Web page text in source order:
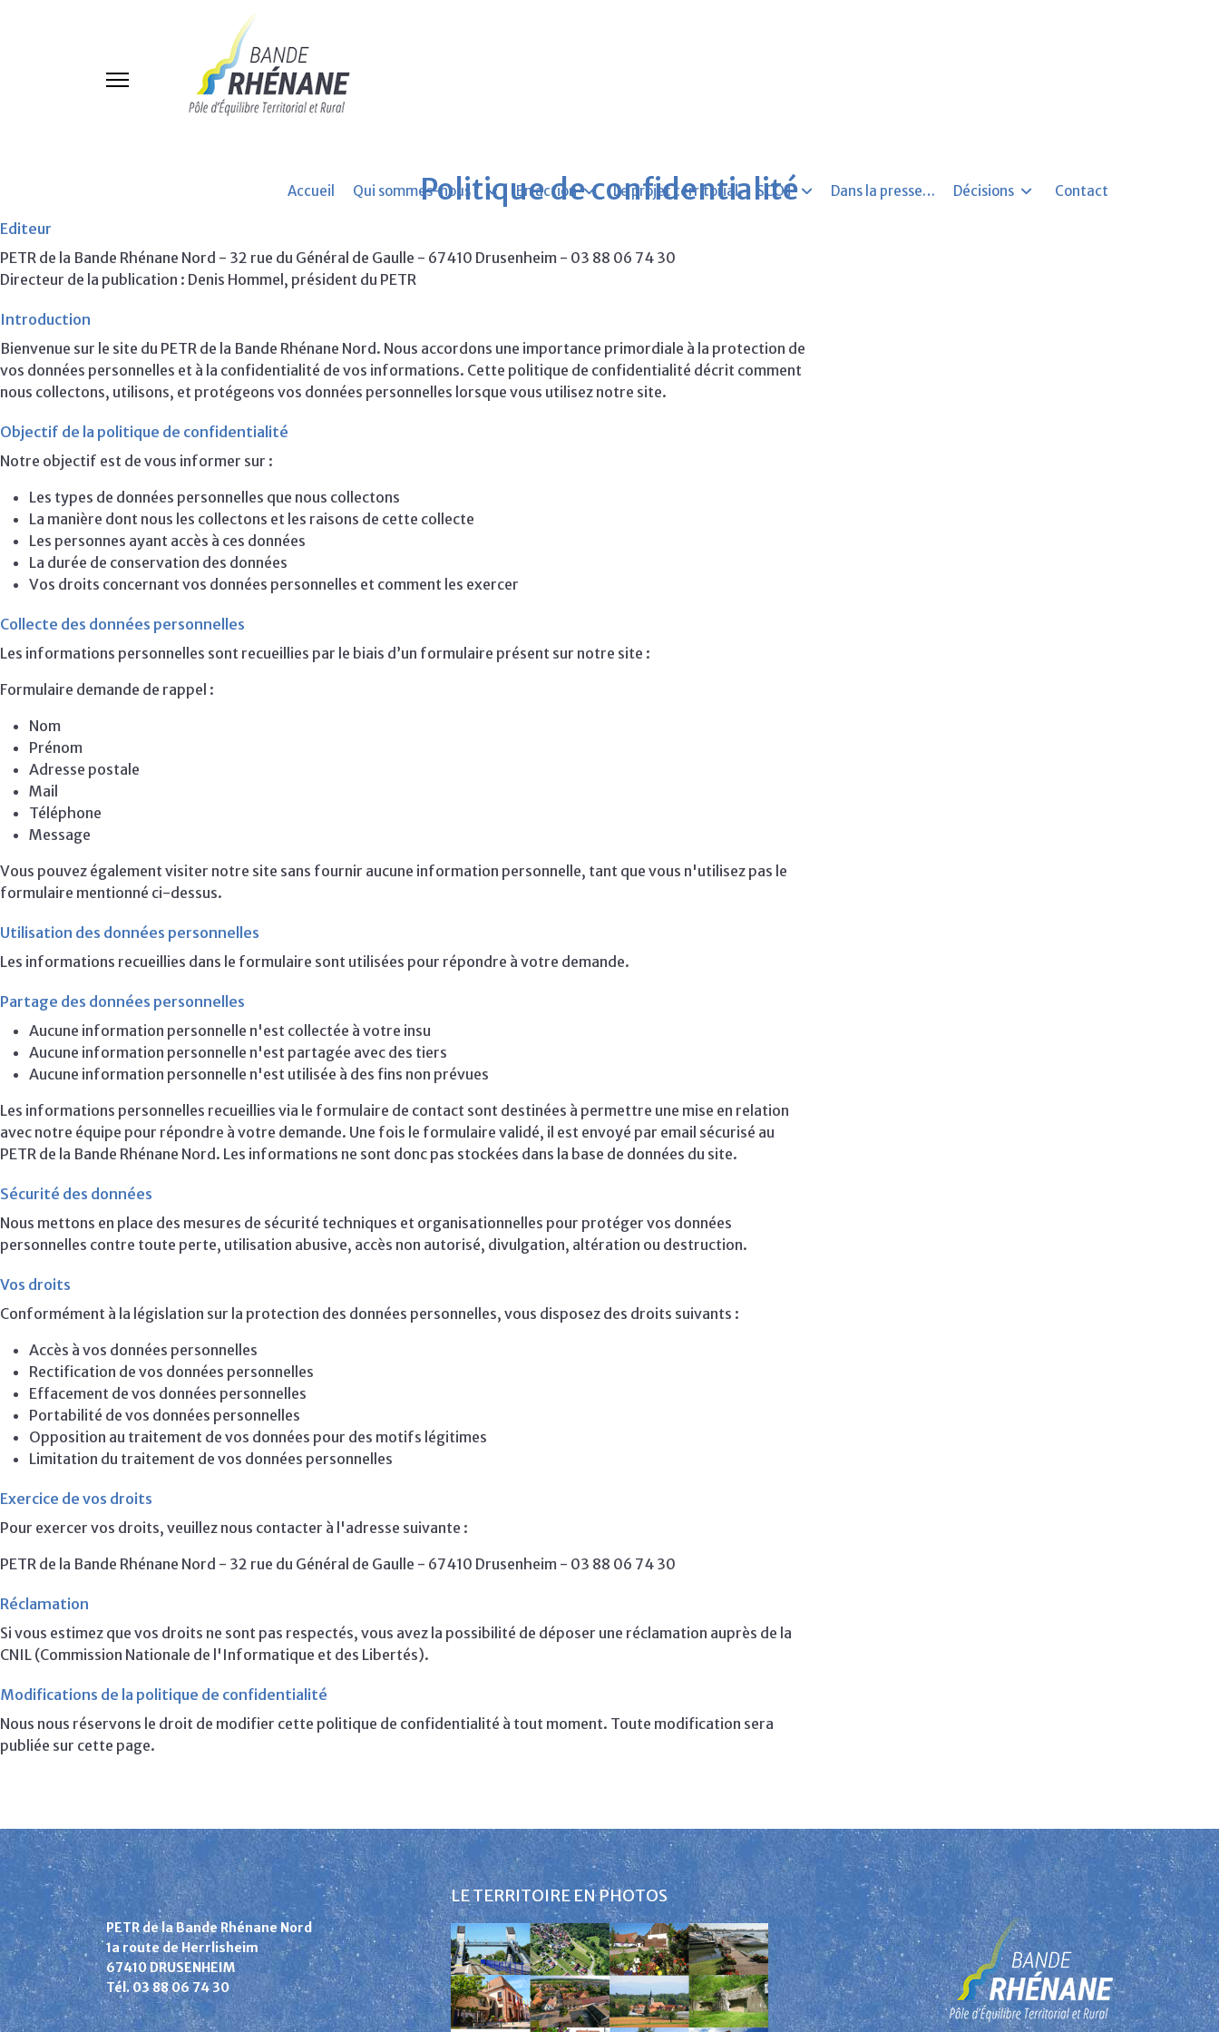
Accueil Qui sommes-nous ? En action Le projet territorial SCOT Dans la presse… Décisions Contact
Politique de confidentialité
Editeur
PETR de la Bande Rhénane Nord - 32 rue du Général de Gaulle - 67410 Drusenheim - 03 88 06 74 30
Directeur de la publication : Denis Hommel, président du PETR
Introduction
Bienvenue sur le site du PETR de la Bande Rhénane Nord. Nous accordons une importance primordiale à la protection de
vos données personnelles et à la confidentialité de vos informations. Cette politique de confidentialité décrit comment
nous collectons, utilisons, et protégeons vos données personnelles lorsque vous utilisez notre site.
Objectif de la politique de confidentialité
Notre objectif est de vous informer sur :
Les types de données personnelles que nous collectons
La manière dont nous les collectons et les raisons de cette collecte
Les personnes ayant accès à ces données
La durée de conservation des données
Vos droits concernant vos données personnelles et comment les exercer
Collecte des données personnelles
Les informations personnelles sont recueillies par le biais d’un formulaire présent sur notre site :
Formulaire demande de rappel :
Nom
Prénom
Adresse postale
Mail
Téléphone
Message
Vous pouvez également visiter notre site sans fournir aucune information personnelle, tant que vous n'utilisez pas le
formulaire mentionné ci-dessus.
Utilisation des données personnelles
Les informations recueillies dans le formulaire sont utilisées pour répondre à votre demande.
Partage des données personnelles
Aucune information personnelle n'est collectée à votre insu
Aucune information personnelle n'est partagée avec des tiers
Aucune information personnelle n'est utilisée à des fins non prévues
Les informations personnelles recueillies via le formulaire de contact sont destinées à permettre une mise en relation
avec notre équipe pour répondre à votre demande. Une fois le formulaire validé, il est envoyé par email sécurisé au
PETR de la Bande Rhénane Nord. Les informations ne sont donc pas stockées dans la base de données du site.
Sécurité des données
Nous mettons en place des mesures de sécurité techniques et organisationnelles pour protéger vos données
personnelles contre toute perte, utilisation abusive, accès non autorisé, divulgation, altération ou destruction.
Vos droits
Conformément à la législation sur la protection des données personnelles, vous disposez des droits suivants :
Accès à vos données personnelles
Rectification de vos données personnelles
Effacement de vos données personnelles
Portabilité de vos données personnelles
Opposition au traitement de vos données pour des motifs légitimes
Limitation du traitement de vos données personnelles
Exercice de vos droits
Pour exercer vos droits, veuillez nous contacter à l'adresse suivante :
PETR de la Bande Rhénane Nord - 32 rue du Général de Gaulle - 67410 Drusenheim - 03 88 06 74 30
Réclamation
Si vous estimez que vos droits ne sont pas respectés, vous avez la possibilité de déposer une réclamation auprès de la
CNIL (Commission Nationale de l'Informatique et des Libertés).
Modifications de la politique de confidentialité
Nous nous réservons le droit de modifier cette politique de confidentialité à tout moment. Toute modification sera
publiée sur cette page.
PETR de la Bande Rhénane Nord
1a route de Herrlisheim
67410 DRUSENHEIM
Tél. 03 88 06 74 30
LE TERRITOIRE EN PHOTOS